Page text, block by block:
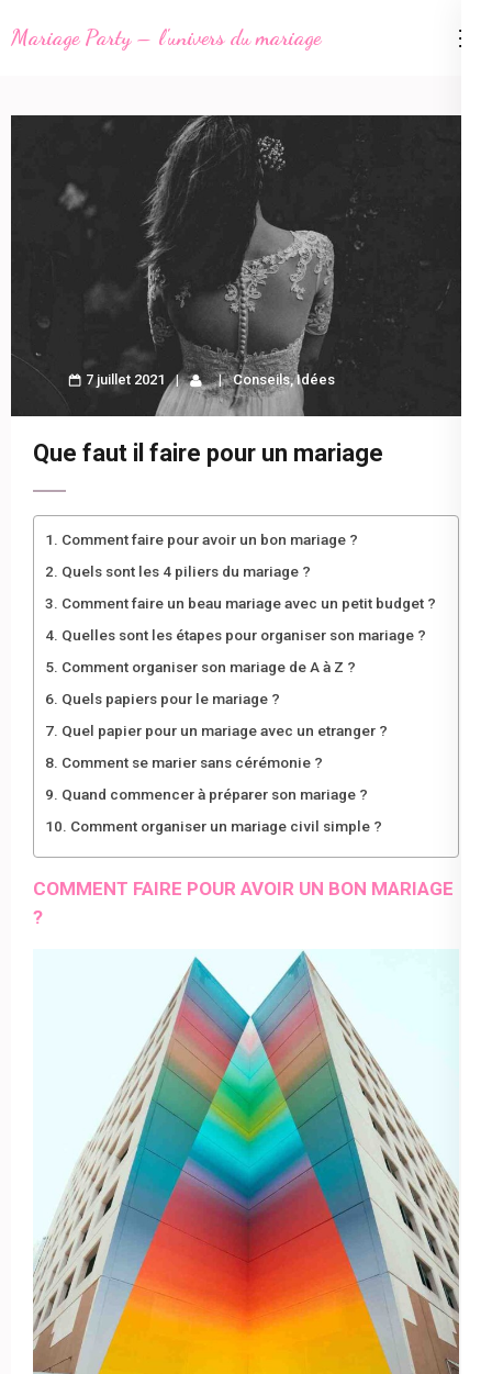
au
(Pressez
Mariage Party – l'univers du mariage
7 juillet 2021 Conseils,Idées
Que faut il faire pour un mariage
Comment faire pour avoir un bon mariage ?
Quels sont les 4 piliers du mariage ?
Comment faire un beau mariage avec un petit budget ?
Quelles sont les étapes pour organiser son mariage ?
Comment organiser son mariage de A à Z ?
Quels papiers pour le mariage ?
Quel papier pour un mariage avec un etranger ?
Comment se marier sans cérémonie ?
Quand commencer à préparer son mariage ?
Comment organiser un mariage civil simple ?
COMMENT FAIRE POUR AVOIR UN BON MARIAGE
?